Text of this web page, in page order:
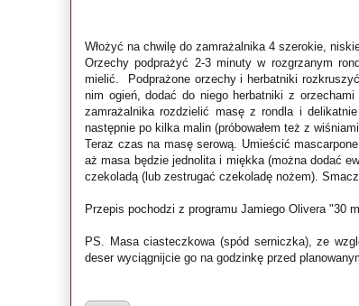
Włożyć na chwilę do zamrażalnika 4 szerokie,
Orzechy podprażyć 2-3 minuty w rozgrzanym
mielić. Podprażone orzechy i herbatniki
nim ogień, dodać do niego herbatniki z
zamrażalnika rozdzielić masę z rondla i
następnie po kilka malin (próbowałem też z
Teraz czas na masę serową. Umieścić
aż masa będzie jednolita i miękka (można dodać
czekoladą (lub zestrugać czekoladę nożem).
Przepis pochodzi z programu Jamiego Olivera "30
PS. Masa ciasteczkowa (spód serniczka), ze
deser wyciągnijcie go na godzinkę przed